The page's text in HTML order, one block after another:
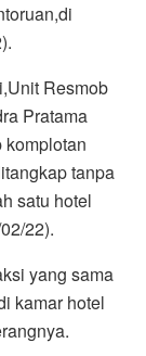
Resmob
Pratama
tanpa
satu hotel
22).
yang sama
kamar hotel